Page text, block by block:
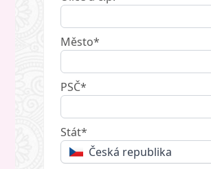
Město*
PSČ*
Stát*
Česká republika